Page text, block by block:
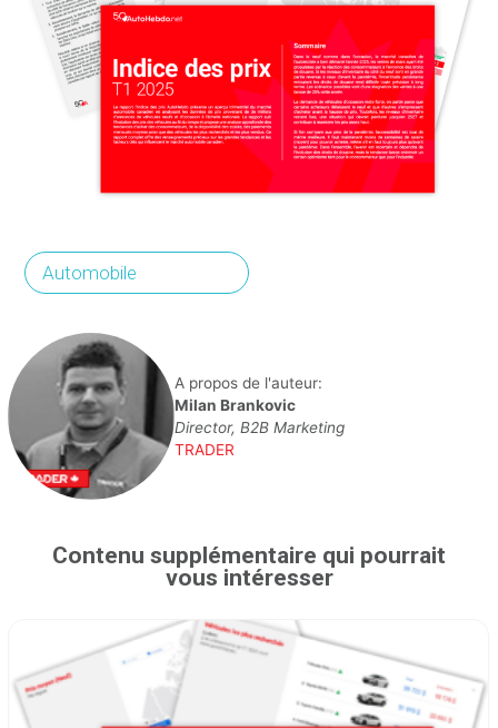
Automobile
A propos de l'auteur:
Milan Brankovic
Director, B2B Marketing
TRADER
Contenu supplémentaire qui pourrait
vous intéresser